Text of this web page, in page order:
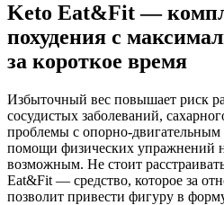
Keto Eat&Fit —
похудения с
за короткое время
Избыточный вес повышает риск
сосудистых заболеваний,
проблемы с опорно-двигательным
помощи физических упражнений
возможным. Не стоит
Eat&Fit — средство, которое за
позволит привести фигуру в